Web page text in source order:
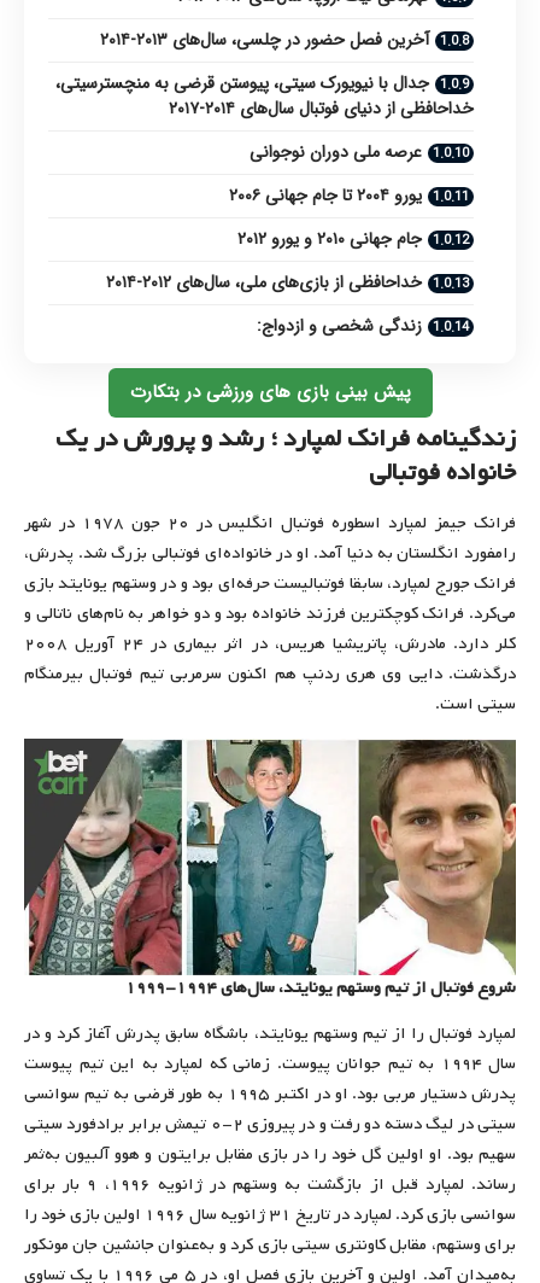
آخرین فصل حضور در چلسی، سال‌های ۲۰۱۳-۲۰۱۴
جدال با نیویورک سیتی، پیوستن قرضی به منچسترسیتی،
خداحافظی از دنیای فوتبال سال‌های ۲۰۱۴-۲۰۱۷
عرصه ملی دوران نوجوانی
یورو ۲۰۰۴ تا جام جهانی ۲۰۰۶
جام جهانی ۲۰۱۰ و یورو ۲۰۱۲
خداحافظی از بازی‌های ملی، سال‌های ۲۰۱۲-۲۰۱۴
زندگی شخصی و ازدواج:
پیش بینی بازی های ورزشی در بتکارت
زندگینامه فرانک لمپارد ؛ رشد و پرورش در یک
خانواده فوتبالی
فرانک جیمز لمپارد اسطوره فوتبال انگلیس در ۲۰ جون ۱۹۷۸ در شهر
رامفورد انگلستان به دنیا آمد. او در خانواده‌ای فوتبالی بزرگ شد. پدرش،
فرانک جورج لمپارد، سابقا فوتبالیست حرفه‌ای بود و در وستهم یونایتد بازی
می‌کرد. فرانک کوچکترین فرزند خانواده بود و دو خواهر به نام‌های ناتالی و
کلر دارد. مادرش، پاتریشیا هریس، در اثر بیماری در ۲۴ آوریل ۲۰۰۸
درگذشت. دایی وی هری ردنپ هم اکنون سرمربی تیم فوتبال بیرمنگام
سیتی است.
شروع فوتبال از تیم وستهم یونایتد، سال‌های ۱۹۹۴-۱۹۹۹
لمپارد فوتبال را از تیم وستهم یونایتد، باشگاه سابق پدرش آغاز کرد و در
سال ۱۹۹۴ به تیم جوانان پیوست. زمانی که لمپارد به این تیم پیوست
پدرش دستیار مربی بود. او در اکتبر ۱۹۹۵ به طور قرضی به تیم سوانسی
سیتی در لیگ دسته دو رفت و در پیروزی ۲-۰ تیمش برابر برادفورد سیتی
سهیم بود. او اولین گل خود را در بازی مقابل برایتون و هوو آلبیون به‌ثمر
رساند. لمپارد قبل از بازگشت به وستهم در ژانویه ۱۹۹۶، ۹ بار برای
سوانسی بازی کرد. لمپارد در تاریخ ۳۱ ژانویه سال ۱۹۹۶ اولین بازی خود را
برای وستهم، مقابل کاونتری سیتی بازی کرد و به‌عنوان جانشین جان مونکور
به‌میدان آمد. اولین و آخرین بازی فصل او، در ۵ می ۱۹۹۶ با یک تساوی